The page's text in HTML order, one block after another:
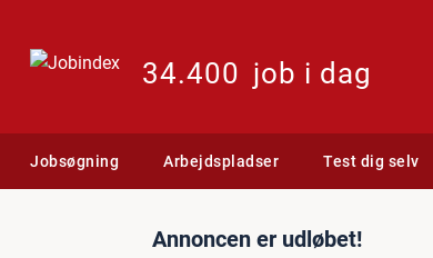
34.400 job i dag
Jobsøgning Arbejdspladser Test dig selv
Jobannonce:
Annoncen er udløbet!